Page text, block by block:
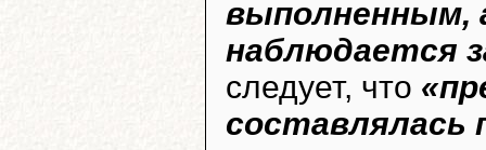
выполненным,
наблюдается
следует, что
составлялась